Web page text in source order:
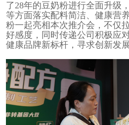
了28年的豆奶粉进行全面升级
等方面落实配料简洁、健康营
粉一起亮相本次推介会，不仅
好感度，同时传递公司积极应
健康品牌新标杆，寻求创新发